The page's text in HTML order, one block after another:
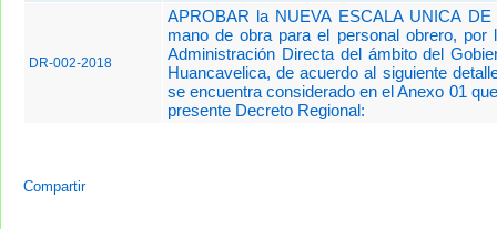
DR-002-2018
APROBAR la NUEVA ESCALA UNICA
mano de obra para el personal obrero, por
Administración Directa del ámbito del
Huancavelica, de acuerdo al siguiente
se encuentra considerado en el Anexo 01
presente Decreto Regional:
Compartir